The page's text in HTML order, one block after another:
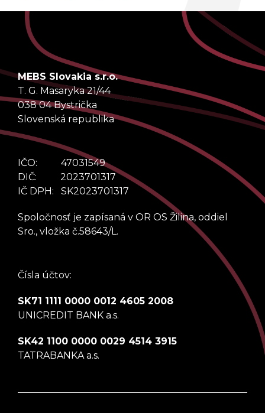
MEBS Slovakia s.r.o.
T. G. Masaryka 21/44
038 04 Bystrička
Slovenská republika
IČO: 47031549
DIČ: 2023701317
IČ DPH: SK2023701317
Spoločnosť je zapísaná v OR OS Žilina, oddiel
Sro., vložka č.58643/L.
Čísla účtov:
SK71 1111 0000 0012 4605 2008
UNICREDIT BANK a.s.
SK42 1100 0000 0029 4514 3915
TATRABANKA a.s.